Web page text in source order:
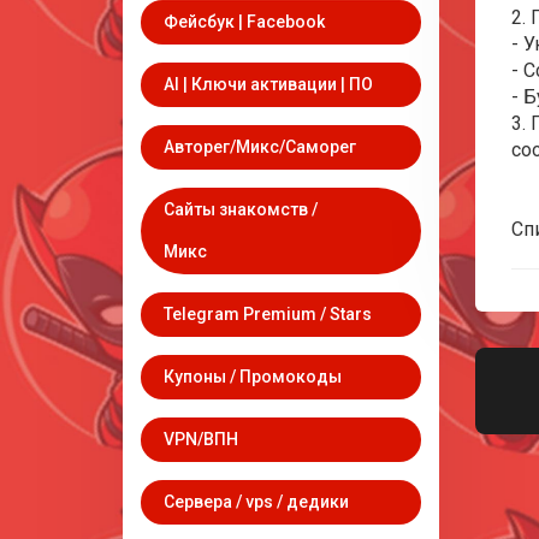
Фейсбук | Facebook
AI | Ключи активации | ПО
Авторег/Микс/Саморег
Сайты знакомств /
Микс
Telegram Premium / Stars
Купоны / Промокоды
VPN/ВПН
Сервера / vps / дедики
2.
-
-
-
3.